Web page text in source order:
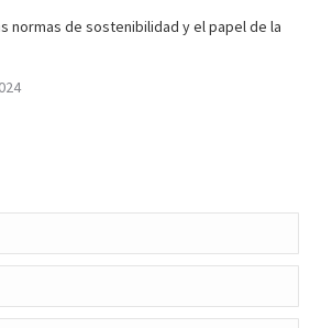
normas de sostenibilidad y el papel de la